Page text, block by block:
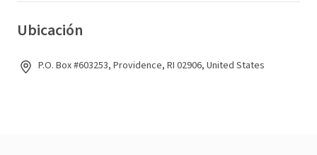
Ubicación
P.O. Box #603253, Providence, RI 02906, United States